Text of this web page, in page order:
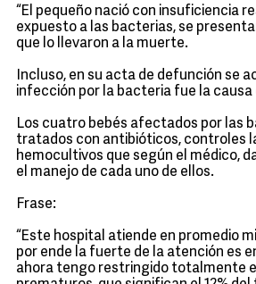
“El pequeño nació con insuficiencia
expuesto a las bacterias, se
que lo llevaron a la muerte.
Incluso, en su acta de defunción se
infección por la bacteria fue la causa
Los cuatro bebés afectados por las
tratados con antibióticos, controles
hemocultivos que según el médico,
el manejo de cada uno de ellos.
Frase:
“Este hospital atiende en promedio
por ende la fuerte de la atención es
ahora tengo restringido totalmente